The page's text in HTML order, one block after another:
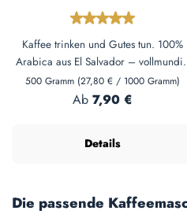
Kaffee trinken und Gutes tun. 100%
Arabica aus El Salvador –
mit Mandel-Nuss-Aroma. 1€ pro Kilo
geht an Kindermahlzeiten in Südafrika.
500 Gramm (27,80 € / 1000 Gramm)
Regulärer Preis:
Ab 7,90 €
Details
Produktgalerie überspringen
Die passende